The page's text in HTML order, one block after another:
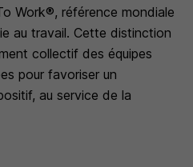
Work®, référence mondiale
au travail. Cette distinction
collectif des équipes
pour favoriser un
au service de la